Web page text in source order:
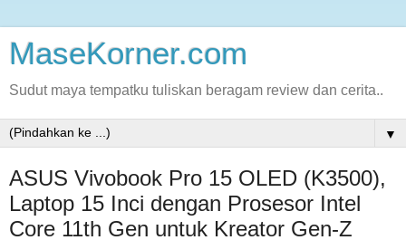
MaseKorner.com
Sudut maya tempatku tuliskan beragam review dan cerita..
▼
ASUS Vivobook Pro 15 OLED (K3500),
Laptop 15 Inci dengan Prosesor Intel
Core 11th Gen untuk Kreator Gen-Z